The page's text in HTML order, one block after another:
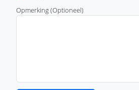
Opmerking (Optioneel)